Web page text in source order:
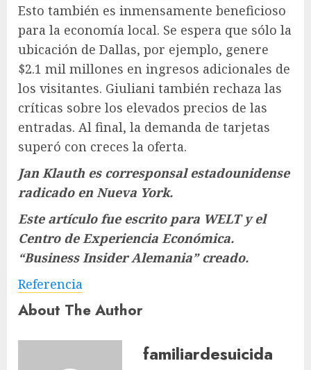
Esto también es inmensamente beneficioso
para la economía local. Se espera que sólo la
ubicación de Dallas, por ejemplo, genere
$2.1 mil millones en ingresos adicionales de
los visitantes. Giuliani también rechaza las
críticas sobre los elevados precios de las
entradas. Al final, la demanda de tarjetas
superó con creces la oferta.
Jan Klauth es corresponsal estadounidense
radicado en Nueva York.
Este artículo fue escrito para WELT y el
Centro de Experiencia Económica.
“Business Insider Alemania”creado.
Referencia
About The Author
familiardesuicida